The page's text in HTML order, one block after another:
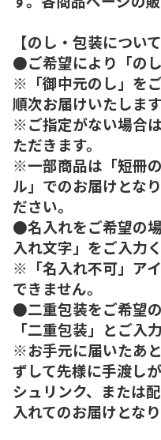
【のし・包装について
●ご希望により「の
※「御中元のし」を
順次お届けいたします
※ご指定がない場合
ただきます。
※一部商品は「短冊
ル」でのお届けとな
ださい。
●名入れをご希望の
入れ文字」をご入力
※「名入れ不可」ア
できません。
●二重包装をご希望
「二重包装」とご入
※お手元に届いたあ
ずして先様に手渡し
シュリンク、または
入れてのお届けとなり